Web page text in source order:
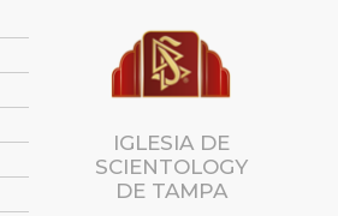
IGLESIA DE
SCIENTOLOGY
DE TAMPA